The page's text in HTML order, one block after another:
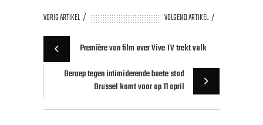
VORIG ARTIKEL VOLGEND ARTIKEL
Première van film over Vive TV trekt volk
Beroep tegen intimiderende boete stad
Brussel komt voor op 11 april